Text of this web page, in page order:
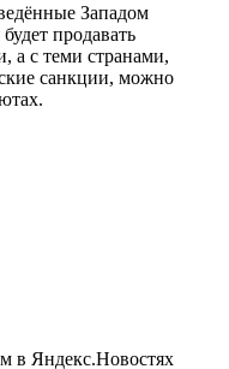
Западом
продавать
а с теми странами,
санкции, можно
в Яндекс.Новостях